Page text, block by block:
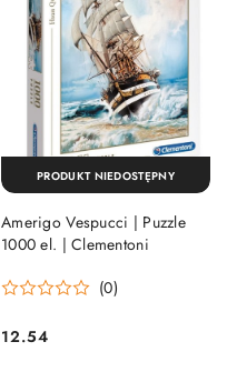
Amerigo Vespucci | Puzzle
1000 el. | Clementoni
(0)
Cena:
12.54
PRODUKT NIEDOSTĘPNY